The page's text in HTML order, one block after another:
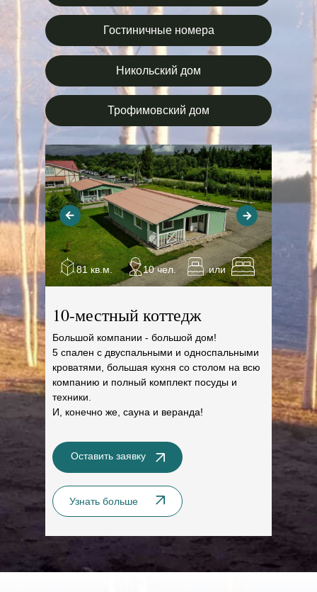
10-местный коттедж
Большой компании - большой дом!
5 спален с двуспальными и односпальными
кроватями, большая кухня со столом на всю
компанию и полный комплект посуды и
техники.
И, конечно же, сауна и веранда!
Узнать больше
Оставить заявку
81 кв.м. 10 чел. или
Гостиничные номера
Никольский дом
Трофимовский дом